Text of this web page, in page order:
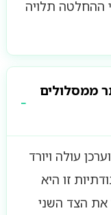
ההחלטה תלויה
ממסלולים
עולה ויורד
זו היא
את הצד השני